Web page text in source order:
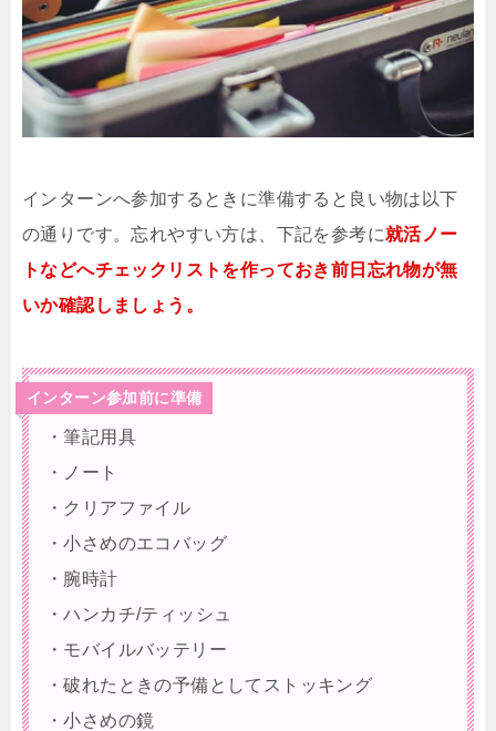
インターンへ参加するときに準備すると良い物は以下
の通りです。忘れやすい方は、下記を参考に就活ノー
トなどへチェックリストを作っておき前日忘れ物が無
いか確認しましょう。
インターン参加前に準備
・筆記用具
・ノート
・クリアファイル
・小さめのエコバッグ
・腕時計
・ハンカチ/ティッシュ
・モバイルバッテリー
・破れたときの予備としてストッキング
・小さめの鏡